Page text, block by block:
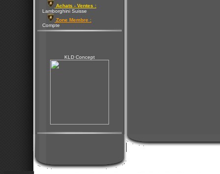
Achats - Ventes :
Lamborghini Suisse
Zone Membre :
Compte
KLD Concept